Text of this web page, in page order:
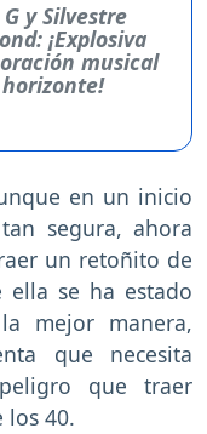
y Silvestre
¡Explosiva
musical
en un inicio
segura, ahora
un retoñito de
se ha estado
mejor manera,
que necesita
que traer
los 40.